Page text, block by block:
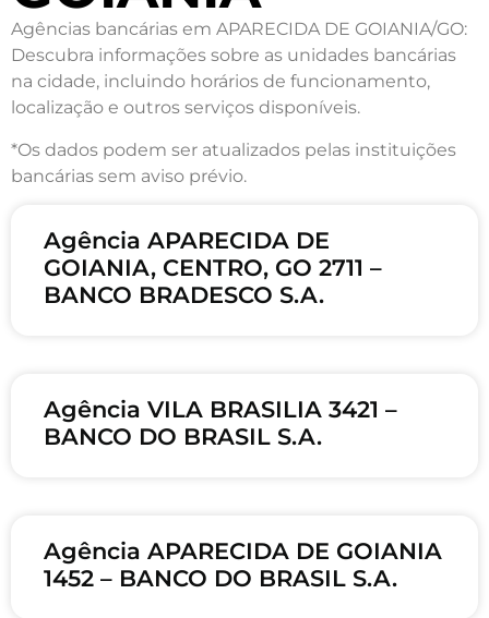
Agências bancárias em APARECIDA DE GOIANIA/GO:
Descubra informações sobre as unidades bancárias
na cidade, incluindo horários de funcionamento,
localização e outros serviços disponíveis.
*Os dados podem ser atualizados pelas instituições
bancárias sem aviso prévio.
Agência APARECIDA DE
GOIANIA, CENTRO, GO 2711 –
BANCO BRADESCO S.A.
Agência VILA BRASILIA 3421 –
BANCO DO BRASIL S.A.
Agência APARECIDA DE GOIANIA
1452 – BANCO DO BRASIL S.A.